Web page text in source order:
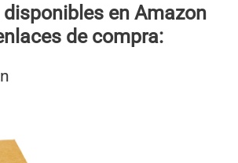
disponibles en Amazon
de compra: